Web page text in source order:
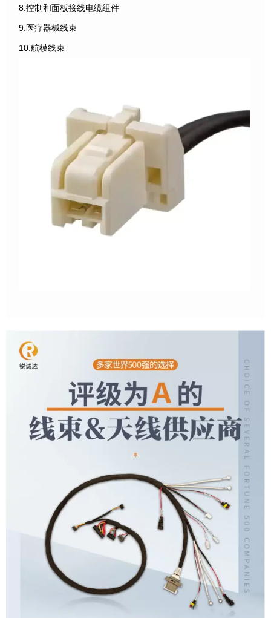
8.控制和面板接线电缆组件
9.医疗器械线束
10.航模线束